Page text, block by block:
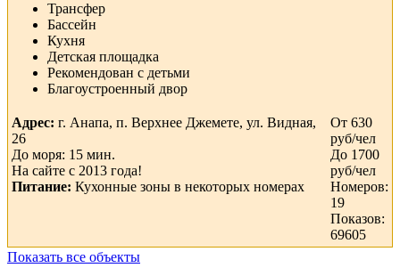
Трансфер
Бассейн
Кухня
Детская площадка
Рекомендован с детьми
Благоустроенный двор
Адрес: г. Анапа, п. Верхнее Джемете, ул. Видная,
26
До моря: 15 мин.
На сайте с 2013 года!
Питание: Кухонные зоны в некоторых номерах
От 630
руб/чел
До 1700
руб/чел
Номеров:
19
Показов:
69605
Показать все объекты